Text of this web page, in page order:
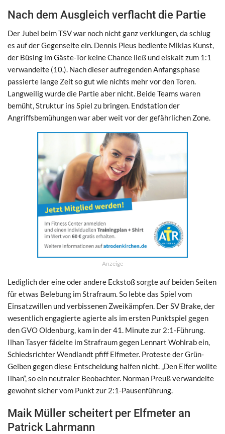
Nach dem Ausgleich verflacht die Partie
Der Jubel beim TSV war noch nicht ganz verklungen, da schlug
es auf der Gegenseite ein. Dennis Pleus bediente Miklas Kunst,
der Büsing im Gäste-Tor keine Chance ließ und eiskalt zum 1:1
verwandelte (10.). Nach dieser aufregenden Anfangsphase
passierte lange Zeit so gut wie nichts mehr vor den Toren.
Langweilig wurde die Partie aber nicht. Beide Teams waren
bemüht, Struktur ins Spiel zu bringen. Endstation der
Angriffsbemühungen war aber weit vor der gefährlichen Zone.
Anzeige
Lediglich der eine oder andere Eckstoß sorgte auf beiden Seiten
für etwas Belebung im Strafraum. So lebte das Spiel vom
Einsatzwillen und verbissenen Zweikämpfen. Der SV Brake, der
wesentlich engagierte agierte als im ersten Punktspiel gegen
den GVO Oldenburg, kam in der 41. Minute zur 2:1-Führung.
Ilhan Tasyer fädelte im Strafraum gegen Lennart Wohlrab ein,
Schiedsrichter Wendlandt pfiff Elfmeter. Proteste der Grün-
Gelben gegen diese Entscheidung halfen nicht. „Den Elfer wollte
Ilhan“, so ein neutraler Beobachter. Norman Preuß verwandelte
gewohnt sicher vom Punkt zur 2:1-Pausenführung.
Maik Müller scheitert per Elfmeter an
Patrick Lahrmann